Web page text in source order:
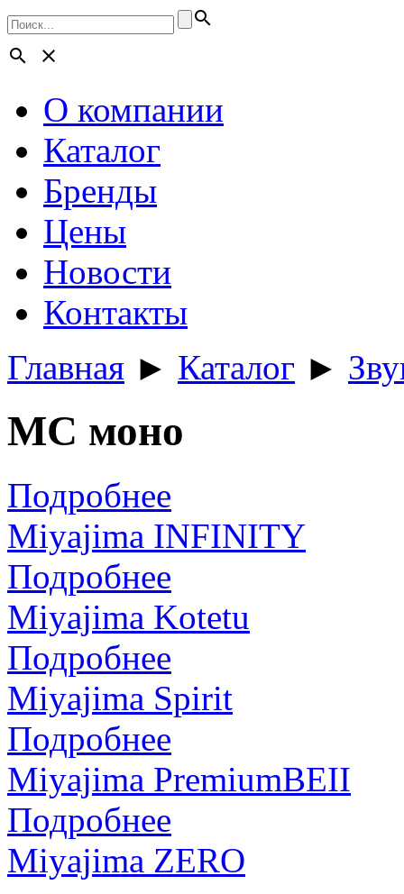
search
search
close
О компании
Каталог
Бренды
Цены
Новости
Контакты
Главная ► Каталог ►
МС моно
Подробнее
Miyajima INFINITY
Подробнее
Miyajima Kotetu
Подробнее
Miyajima Spirit
Подробнее
Miyajima PremiumBEII
Подробнее
Miyajima ZERO